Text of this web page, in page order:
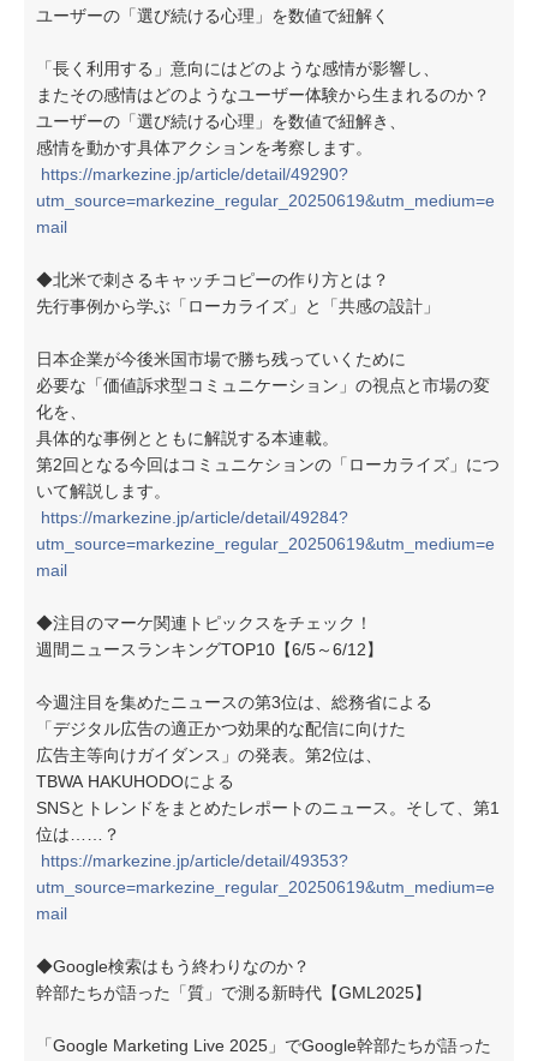
ユーザーの「選び続ける心理」を数値で紐解く
「長く利用する」意向にはどのような感情が影響し、
またその感情はどのようなユーザー体験から生まれるのか？
ユーザーの「選び続ける心理」を数値で紐解き、
感情を動かす具体アクションを考察します。
https://markezine.jp/article/detail/49290?
utm_source=markezine_regular_20250619&utm_medium=e
mail
◆北米で刺さるキャッチコピーの作り方とは？
先行事例から学ぶ「ローカライズ」と「共感の設計」
日本企業が今後米国市場で勝ち残っていくために
必要な「価値訴求型コミュニケーション」の視点と市場の変
化を、
具体的な事例とともに解説する本連載。
第2回となる今回はコミュニケションの「ローカライズ」につ
いて解説します。
https://markezine.jp/article/detail/49284?
utm_source=markezine_regular_20250619&utm_medium=e
mail
◆注目のマーケ関連トピックスをチェック！
週間ニュースランキングTOP10【6/5～6/12】
今週注目を集めたニュースの第3位は、総務省による
「デジタル広告の適正かつ効果的な配信に向けた
広告主等向けガイダンス」の発表。第2位は、
TBWA HAKUHODOによる
SNSとトレンドをまとめたレポートのニュース。そして、第1
位は……？
https://markezine.jp/article/detail/49353?
utm_source=markezine_regular_20250619&utm_medium=e
mail
◆Google検索はもう終わりなのか？
幹部たちが語った「質」で測る新時代【GML2025】
「Google Marketing Live 2025」でGoogle幹部たちが語った